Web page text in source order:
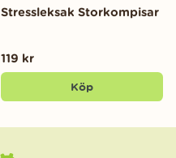
Stressleksak Storkompisar
119 kr
Köp